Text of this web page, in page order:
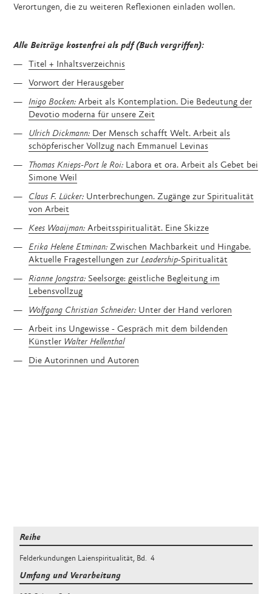
Verortungen, die zu weiteren Reflexionen einladen wollen.
Alle Beiträge kostenfrei als pdf (Buch vergriffen):
Titel + Inhaltsverzeichnis
Vorwort der Herausgeber
Inigo Bocken: Arbeit als Kontemplation. Die Bedeutung der
Devotio moderna für unsere Zeit
Ulrich Dickmann: Der Mensch schafft Welt. Arbeit als
schöpferischer Vollzug nach Emmanuel Levinas
Thomas Knieps-Port le Roi: Labora et ora. Arbeit als Gebet bei
Simone Weil
Claus F. Lücker: Unterbrechungen. Zugänge zur Spiritualität
von Arbeit
Kees Waaijman: Arbeitsspiritualität. Eine Skizze
Erika Helene Etminan: Zwischen Machbarkeit und Hingabe.
Aktuelle Fragestellungen zurLeadership-Spiritualität
Rianne Jongstra: Seelsorge: geistliche Begleitung im
Lebensvollzug
Wolfgang Christian Schneider: Unter der Hand verloren
Arbeit ins Ungewisse - Gespräch mit dem bildenden
Künstler Walter Hellenthal
Die Autorinnen und Autoren
Reihe
Felderkundungen Laienspiritualität, Bd.4
Umfang und Verarbeitung